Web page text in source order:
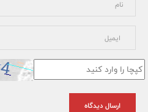
ارسال دیدگاه